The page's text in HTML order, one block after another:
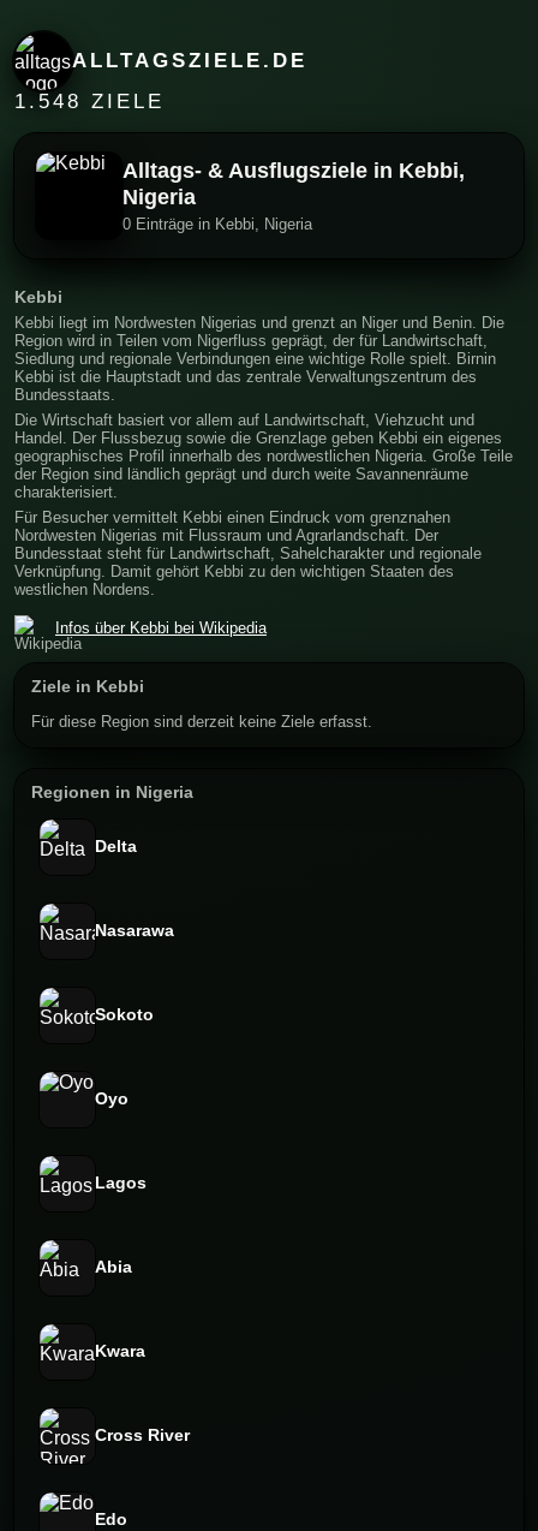
ALLTAGSZIELE.DE
1.548 ZIELE
Alltags- & Ausflugsziele in Kebbi,
Nigeria
0 Einträge in Kebbi, Nigeria
Kebbi
Kebbi liegt im Nordwesten Nigerias und grenzt an Niger und Benin. Die
Region wird in Teilen vom Nigerfluss geprägt, der für Landwirtschaft,
Siedlung und regionale Verbindungen eine wichtige Rolle spielt. Birnin
Kebbi ist die Hauptstadt und das zentrale Verwaltungszentrum des
Bundesstaats.
Die Wirtschaft basiert vor allem auf Landwirtschaft, Viehzucht und
Handel. Der Flussbezug sowie die Grenzlage geben Kebbi ein eigenes
geographisches Profil innerhalb des nordwestlichen Nigeria. Große Teile
der Region sind ländlich geprägt und durch weite Savannenräume
charakterisiert.
Für Besucher vermittelt Kebbi einen Eindruck vom grenznahen
Nordwesten Nigerias mit Flussraum und Agrarlandschaft. Der
Bundesstaat steht für Landwirtschaft, Sahelcharakter und regionale
Verknüpfung. Damit gehört Kebbi zu den wichtigen Staaten des
westlichen Nordens.
Infos über Kebbi bei Wikipedia
Ziele in Kebbi
Für diese Region sind derzeit keine Ziele erfasst.
Regionen in Nigeria
Delta
Nasarawa
Sokoto
Oyo
Lagos
Abia
Kwara
Cross River
Edo